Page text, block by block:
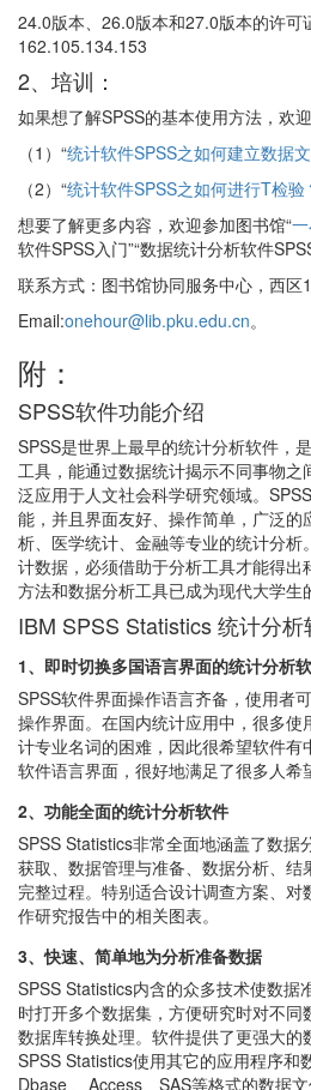
24.0版本、26.0版本和27.0版本的许可
162.105.134.153
2、培训：
如果想了解SPSS的基本使用方法，欢
（1）“统计软件SPSS之如何建立数据
（2）“统计软件SPSS之如何进行T检验
想要了解更多内容，欢迎参加图书馆“
软件SPSS入门”“数据统计分析软件
联系方式：图书馆协同服务中心，西区
Email:onehour@lib.pku.edu.cn。
附：
SPSS软件功能介绍
SPSS是世界上最早的统计分析软件，
工具，能通过数据统计揭示不同事物
泛应用于人文社会科学研究领域。
能，并且界面友好、操作简单，广泛的
析、医学统计、金融等专业的统计分
计数据，必须借助于分析工具才能得
方法和数据分析工具已成为现代大学生
IBM SPSS Statistics 统计分析
1、即时切换多国语言界面的统计分析
SPSS软件界面操作语言齐备，使用者
操作界面。在国内统计应用中，很多
计专业名词的困难，因此很希望软件有
软件语言界面，很好地满足了很多人希
2、功能全面的统计分析软件
SPSS Statistics非常全面地涵盖了数据
获取、数据管理与准备、数据分析、结
完整过程。特别适合设计调查方案、
作研究报告中的相关图表。
3、快速、简单地为分析准备数据
SPSS Statistics内含的众多技术使数据
时打开多个数据集，方便研究时对不
数据库转换处理。软件提供了更强大的
SPSS Statistics使用其它的应用程序和
Dbase 、Access、SAS等格式的数据